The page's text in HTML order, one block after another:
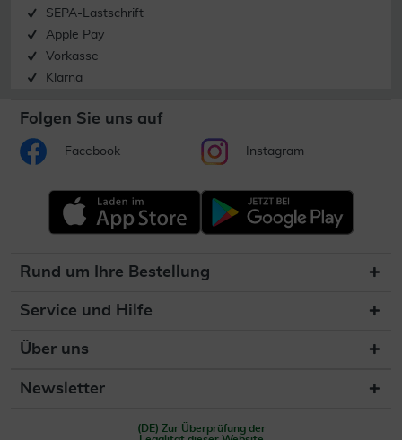
SEPA-Lastschrift
Apple Pay
Vorkasse
Klarna
Folgen Sie uns auf
Facebook Instagram
Rund um Ihre Bestellung
Service und Hilfe
Über uns
Newsletter
(DE) Zur Überprüfung der